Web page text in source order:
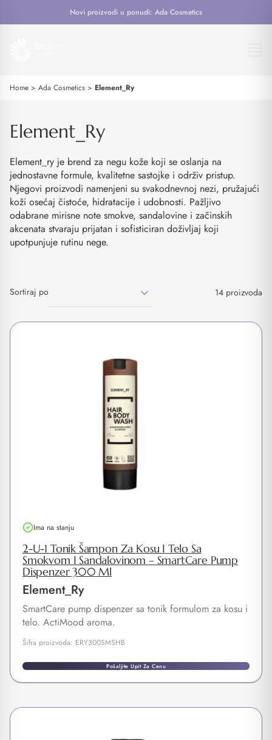
Novi proizvodi u ponudi: Ada Cosmetics
Home > Ada Cosmetics > Element_Ry
Element_Ry
Element _ry je brend za negu kože koji se oslanja na
jednostavne formule, kvalitetne sastojke i održiv pristup.
Njegovi proizvodi namenjeni su svakodnevnoj nezi, pružajući
koži osećaj čistoće, hidratacije i udobnosti. Pažljivo
odabrane mirisne note smokve, sandalovine i začinskih
akcenata stvaraju prijatan i sofisticiran doživljaj koji
upotpunjuje rutinu nege.
Sortiraj po 14 proizvoda
Ima na stanju
2-U-1 Tonik Šampon Za Kosu I Telo Sa
Smokvom I Sandalovinom – SmartCare Pump
Dispenzer 300 Ml
Element_Ry
SmartCare pump dispenzer sa tonik formulom za kosu i
telo. ActiMood aroma.
Šifra proizvoda: ERY300SMSHB
Pošaljite Upit Za Cenu